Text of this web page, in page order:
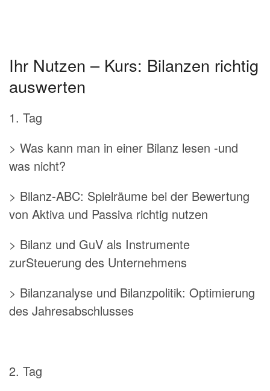
Ihr Nutzen – Kurs: Bilanzen richtig
auswerten
1. Tag
> Was kann man in einer Bilanz lesen -und
was nicht?
> Bilanz-ABC: Spielräume bei der Bewertung
von Aktiva und Passiva richtig nutzen
> Bilanz und GuV als Instrumente
zurSteuerung des Unternehmens
> Bilanzanalyse und Bilanzpolitik: Optimierung
des Jahresabschlusses
2. Tag